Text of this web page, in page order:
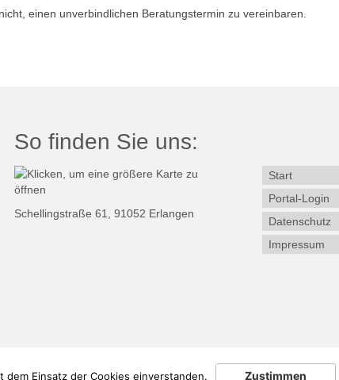
einen unverbindlichen Beratungstermin zu vereinbaren.
So finden Sie uns:
Schellingstraße 61, 91052 Erlangen
Start
Portal-Login
Datenschutz
Impressum
Einsatz der Cookies einverstanden. Zustimmen